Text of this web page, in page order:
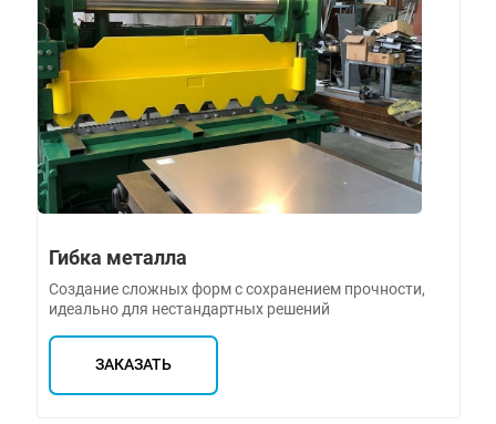
Гибка металла
Создание сложных форм с сохранением прочности,
идеально для нестандартных решений
ЗАКАЗАТЬ